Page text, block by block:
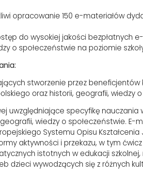
opracowanie 150 e-materiałów
do wysokiej jakości bezpłatnych
o społeczeństwie na poziomie
stworzenie przez
oraz historii, geografii, wiedzy
uwzględniające specyfikę
wiedzy o społeczeństwie.
Systemu Opisu Kształcenia
aktywności i przekazu, w tym
istotnych w edukacji szkolnej,
dzieci wywodzących się z różnych